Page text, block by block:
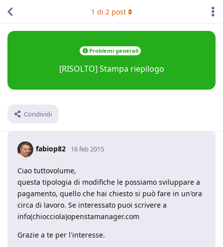
Problemi generali
[RISOLTO] Stampa riepilogo
Condividi
1 di 2post
fabiop82 16 feb 2015
Ciao tuttovolume,
questa tipologia di modifiche le possiamo sviluppare a
pagamento, quello che hai chiesto si può fare in un'ora
circa di lavoro. Se interessato puoi scrivere a
info(chiocciola)openstamanager.com
Grazie a te per l'interesse.